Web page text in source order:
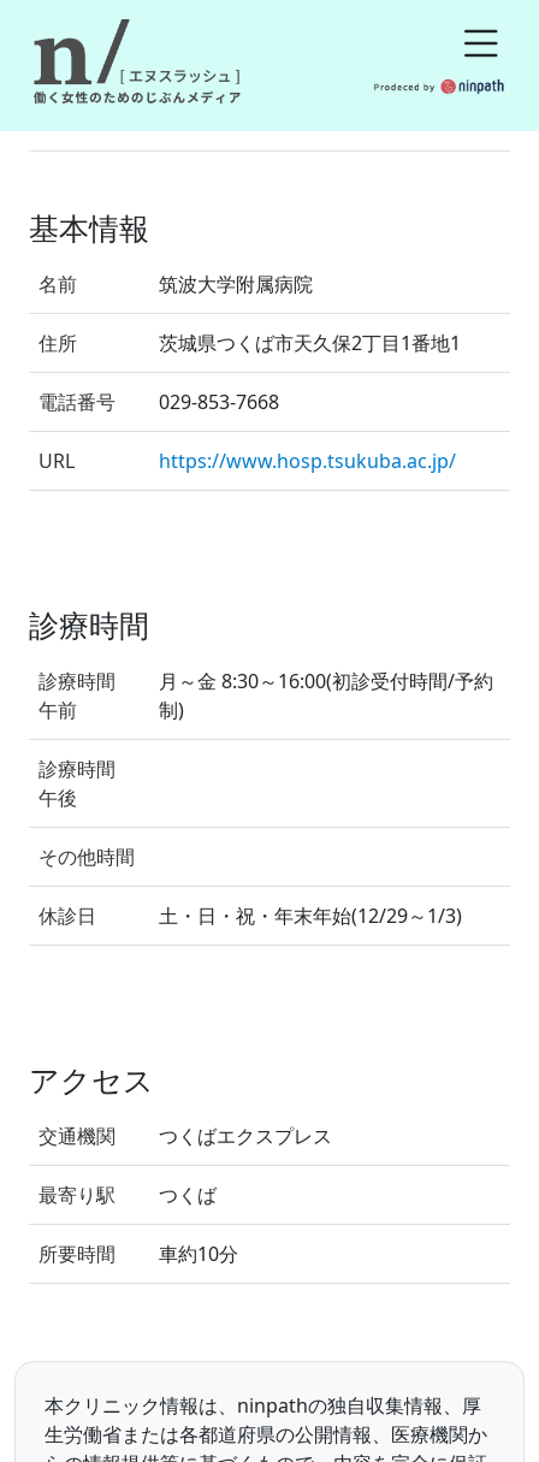
基本情報
名前 筑波大学附属病院
住所 茨城県つくば市天久保2丁目1番地1
電話番号 029-853-7668
URL https://www.hosp.tsukuba.ac.jp/
診療時間
診療時間
午前
月～金 8:30～16:00(初診受付時間/予約
制)
診療時間
午後
その他時間
休診日 土・日・祝・年末年始(12/29～1/3)
アクセス
交通機関 つくばエクスプレス
最寄り駅 つくば
所要時間 車約10分
本クリニック情報は、ninpathの独自収集情報、厚
生労働省または各都道府県の公開情報、医療機関か